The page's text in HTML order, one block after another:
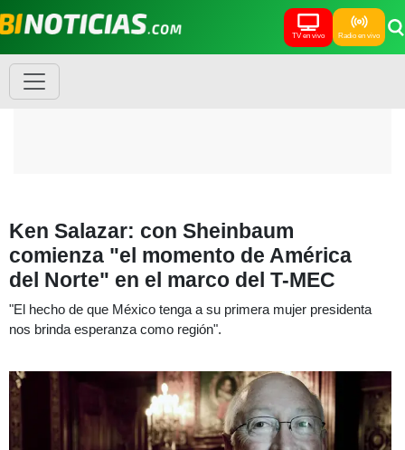
TV en vivo Radio en vivo
Ken Salazar: con Sheinbaum
comienza "el momento de América
del Norte" en el marco del T-MEC
"El hecho de que México tenga a su primera mujer presidenta
nos brinda esperanza como región".